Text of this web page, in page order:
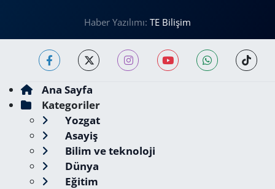
Haber Yazılımı: TE Bilişim
Ana Sayfa
Kategoriler
Yozgat
Asayiş
Bilim ve teknoloji
Dünya
Eğitim